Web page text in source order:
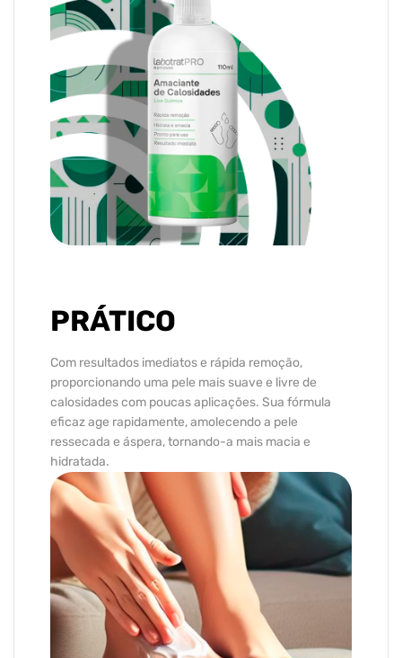
PRÁTICO
Com resultados imediatos e rápida remoção,
proporcionando uma pele mais suave e livre de
calosidades com poucas aplicações. Sua fórmula
eficaz age rapidamente, amolecendo a pele
ressecada e áspera, tornando-a mais macia e
hidratada.